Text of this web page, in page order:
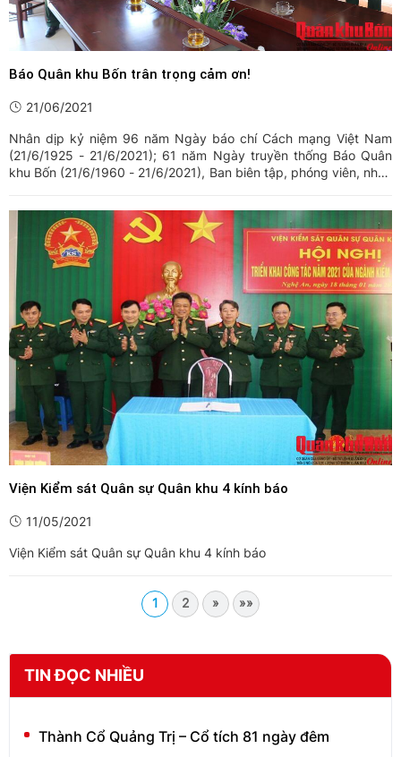
Báo Quân khu Bốn trân trọng cảm ơn!
21/06/2021
Nhân dịp kỷ niệm 96 năm Ngày báo chí Cách mạng Việt Nam
(21/6/1925 - 21/6/2021); 61 năm Ngày truyền thống Báo Quân
khu Bốn (21/6/1960 - 21/6/2021), Ban biên tập, phóng viên, nhân
Viện Kiểm sát Quân sự Quân khu 4 kính báo
11/05/2021
Viện Kiểm sát Quân sự Quân khu 4 kính báo
1 2 » »»
TIN ĐỌC NHIỀU
Thành Cổ Quảng Trị – Cổ tích 81 ngày đêm